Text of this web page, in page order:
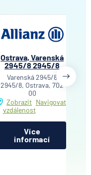
Ostrava, Varenská
2945/8 2945/8
Varenská 2945/8
2945/8, Ostrava, 702
00
Zobrazit
vzdálenost
Navigovat
Více
informací